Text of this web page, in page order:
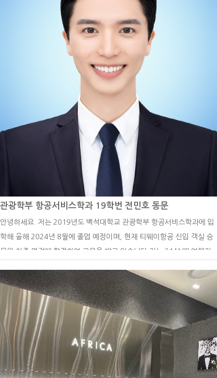
은 작은 노력도 큰 변화를 가져올 수 있는 분야라고 생각합니다. 스포츠
분야로의 취업이나 진학을 원하시지만 꿈을 정하지 못하신 분들이 계시
다면 한 번 도전해보시는 것도 좋을 것 같습니다. 태권도 산업에서는 해
외 시장의 발전 가능성을 꼭 염두하고 계셔야 된다고 말씀드리고 싶습니
다. 타 전공보다 해외 활동이 많은 것부터 느껴지듯 해외에서의 태권도
수요가 크다는 것을 알 수 있고, 해외 인턴을 다녀오신 분들은 아시겠지
만 한국 전통 무술을 한국인이 전문선수로서 수련했다는 부분이 외국인
들에게 큰 매력으로 다가간다는 것을 알 수 있습니다. 큰 인정을 받으면
서 외국어를 배우고 발전된 스스로의 모습을 되돌아봤을 때 다가오는 행
복감은 이루 말할 수 없을 것입니다! - 후배들에게 하고 싶은 말을 자유롭
게 써주세요. -해야 할까? 괜찮은 건가? 도움이 될까? 고민하지 말고 시
작하세요! 상황이 닥치면 어떻게든 해내게 되어 있습니다. 시간 부족, 도
전과 같이 불편한 상황만이 나를 강하게 만들어 줍니다. 실패해도 괜찮습
니다. 저는 대학 재학 중에 이루고자 했던 목표들을 모두 이뤘는데요. 그
러면서 점점 실패에 대한 두려움이 상당히 커졌고, 실패 속에서 얻은 부
정적 감정은 정체성에까지 영향을 줬습니다. 그런데 돌아보면 그 과정들
이 오히려 더 좋은 결과들을 만들어 주었습니다. 잊고 있던 유학의 꿈을
되찾아 준 것처럼 실패는 더 좋은 결과를 만들어 주기 위해 방향을 바꿔
라도 or 아니더라도 분명 배울 것이 있을 테니 무작정 시작하세요!혹시
대학원 진학을 하고자 하시는 분이 계시다면 자기소개서와 학업계획서를
작성하시기 전에 각 학교별로 수업 커리큘럼이나 교수님의 연구를 보면
서 그에 맞게 자신만의 스토리를 만들어 작성하는 게 중요하다고 생각합
니다. 그리고 학부 과정에서 많은 경험을 해보셔야 지원서 작성 시에 사
용할 재료가 많아지기 때문에 도움이 안 될 것 같은 것들도 도전하시고,
성취하세요. 인스타그램을 보던 중 How big would you dream, if yo
지 서비스입니다. 국민체력100에 참가한 모든 국민들에게는 체력수준
맞춤형 운동 프로그램을 제공하고 운동에 꾸준히 참가할 수 있도록 체계
적으로 관리하며, 체력수준에 따라 국가 공인 인증서를 발급합니다. 만 4
세~6세 유아기와 만 11세 이상 대한민국 국민이면 누구나 참여 가능하
며, 전국 체력인증센터에서 서비스를 무료로 제공하고 있습니다. 저는 체
력측정사로 근무하기 전에 백석대학교 배드민턴 선수단과 서울OO세상
병원 스포츠재활연구소에서 실습 트레이너 경험을 쌓았고, OO군청 씨
름단에서 선수트레이너로 근무하기도 했습니다. 스포츠 현장에서 시간을
보내다 보니 운동에서 가장 중요한 것이 무엇일까? 라는 생각을 하게 되
었습니다. 저는 운동에서 가장 중요한 것은 목적이라고 생각합니다. 누군
가에게는 스트레스를 해소시켜주는 취미, 건강을 관리하기 위한 수단, 수
익창출을 하기 위한 직업 등 다양한 목적이 있습니다. 그 목적을 달성하
기 위해선 운동을 하는 것도 중요하지만, 나에게 맞는 운동을 찾아서, 얼
마나 어떻게 해야 하는지가 더 중요합니다. 그런 기준을 설정하기 위해서
밟아야 하는 가장 첫 번째 발걸음은 자신의 체력 수준을 인지하는 것입니
다. 그 체력수준을 체계적이고 구체적으로 인지시켜주고 함께할 수 있는
직업이라고 생각했기 때문에 체력측정사로 근무하게 되었습니다. 저는
대면으로 진행이 되었고 국가적으로 행사들도 취소되는 상황이었습니다.
그 당시에 저는 전공과 제 자신에 대한 의심과 궁금증이 계속해서 커져만
갔습니다. 그 의심과 궁금증을 해소하기 위해 저는 제 전공의 중심으로
직접 파고들기로 마음먹었습니다. 다음 해에 전공 학생회장으로 활동하
게 되었고 covid-19로 인해 취소되었던 전공 관련 행사들을 페이스북,
인스타그램, 유튜브 등 다양한 sns를 통해 진행하였습니다. 특히 제가 가
장 궁금했고, 모든 학생들이 관심 있어 할 취업에 대한 콘텐츠를 많이 다
뤘습니다. 졸업 후 취업한 선배들을 인터뷰했고, 스포츠 진학/진로 박람
관광학부 항공서비스학과 19학번 전민호 동문
안녕하세요. 저는 2019년도 백석대학교 관광학부 항공서비스학과에 입
학해 올해 2024년 8월에 졸업 예정이며, 현재 티웨이항공 신입 객실 승
무원 최종 면접에 합격하여 교육을 받고 있습니다.저는 21살 때 여행자
을 하는 동안 생각하는 시간들이 많았는데, 진로 선택을 고민하던 도중
기내 안에서 전문적으로 서비스를 제공하며 책임감을 가지고 일하시는
객실 승무원의 모습이 너무나도 멋있어 보여 이 진로를 선택하게 되었습
니다. 저는 대학교에 다니는 4년 동안 원하는 꿈을 이루기 위해 매 순간
최선을 다했습니다. 4.27의 학점으로 졸업했으며, 백석대학교 홍보대사
를 1학년과 4학년 때 총 두 번 하면서 적극적으로 학교를 홍보하고 널리
알리기 위해 노력했습니다. 중학생을 대상으로 한 전공 체험 및 모교 방